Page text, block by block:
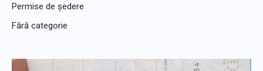
Permise de ședere
Fără categorie